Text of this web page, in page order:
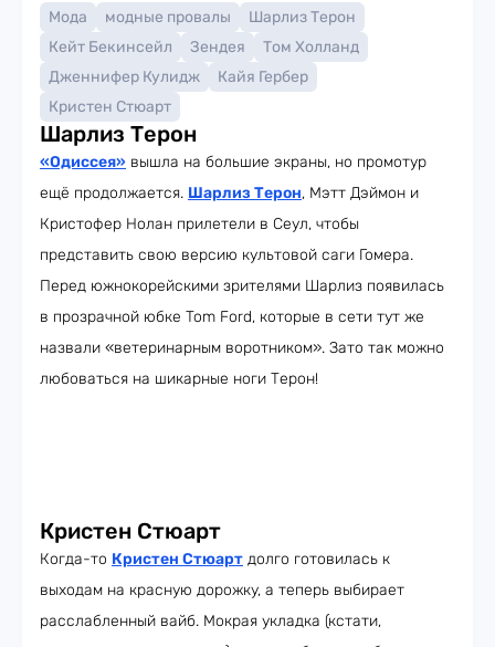
Мода модные провалы
Шарлиз Терон
Кейт Бекинсейл
Зендея
Том Холланд
Дженнифер Кулидж
Кайя Гербер
Кристен Стюарт
Шарлиз Терон
«Одиссея» вышла на большие экраны, но промотур
ещё продолжается. Шарлиз Терон, Мэтт Дэймон и
Кристофер Нолан прилетели в Сеул, чтобы
представить свою версию культовой саги Гомера.
Перед южнокорейскими зрителями Шарлиз появилась
в прозрачной юбке Tom Ford, которые в сети тут же
назвали «ветеринарным воротником». Зато так можно
любоваться на шикарные ноги Терон!
Кристен Стюарт
Когда-то Кристен Стюарт долго готовилась к
выходам на красную дорожку, а теперь выбирает
расслабленный вайб. Мокрая укладка (кстати,